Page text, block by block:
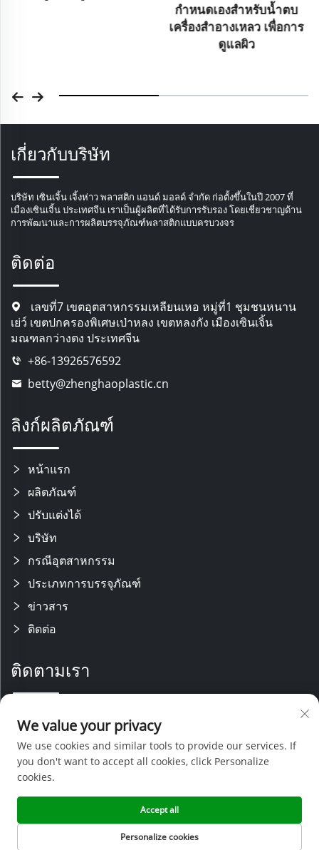
กำหนดเองสำหรับน้ำตบ
เครื่องสำอางเหลว เพื่อการ
ดูแลผิว
เกี่ยวกับบริษัท
บริษัท เซินเจิ้น เจิ้งห่าว พลาสติก แอนด์ มอลด์ จำกัด ก่อตั้งขึ้นในปี 2007 ที่
เมืองเซินเจิ้น ประเทศจีน เราเป็นผู้ผลิตที่ได้รับการรับรอง โดยเชี่ยวชาญด้าน
การพัฒนาและการผลิตบรรจุภัณฑ์พลาสติกแบบครบวงจร
ติดต่อ
เลขที่7 เขตอุตสาหกรรมเหลียนเหอ หมู่ที่1 ชุมชนหนาน
เย่ว์ เขตปกครองพิเศษเป่าหลง เขตหลงกัง เมืองเซินเจิ้น
มณฑลกว่างตง ประเทศจีน
+86-13926576592
betty@zhenghaoplastic.cn
ลิงก์ผลิตภัณฑ์
หน้าแรก
ผลิตภัณฑ์
ปรับแต่งได้
บริษัท
กรณีอุตสาหกรรม
ประเภทการบรรจุภัณฑ์
ข่าวสาร
ติดต่อ
ติดตามเรา
เรามีทีมวิจัยและพัฒนาที่มีความชำนาญ พร้อมสายการผลิตที่ทันสมัย ได้รับ
การสนับสนุนจากทีมขายและบริการหลังการขายที่มีประสบการณ์ ด้วยความ
เชี่ยวชาญทางเทคนิคและการกำหนดราคาที่แข่งขันได้ เราจึงสามารถให้การ
สนับสนุนที่ครอบคลุมสำหรับโครงการออกแบบเฉพาะ
ลิขสิทธิ์ © 2026 เซินเจิ้นเจิ้งห่าวพลาสติกแอนด์แม้พสินค้าจำกัด -
เป็นส่วนตัว
We value your privacy
We use cookies and similar tools to provide our services. If
you don't want to accept all cookies, click Personalize
cookies.
Personalize cookies
Accept all